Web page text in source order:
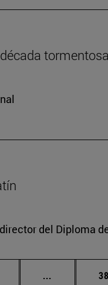
tormentosa
del Diploma
... Páginas 38